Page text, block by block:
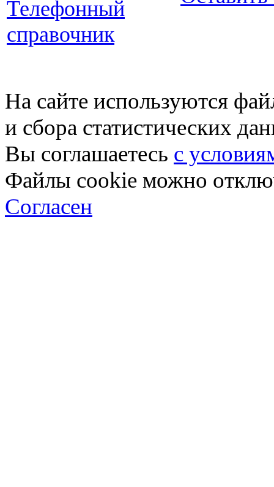
Телефонный
справочник
На сайте используются
и сбора статистических
Вы соглашаетесь с
Файлы cookie можно
Согласен